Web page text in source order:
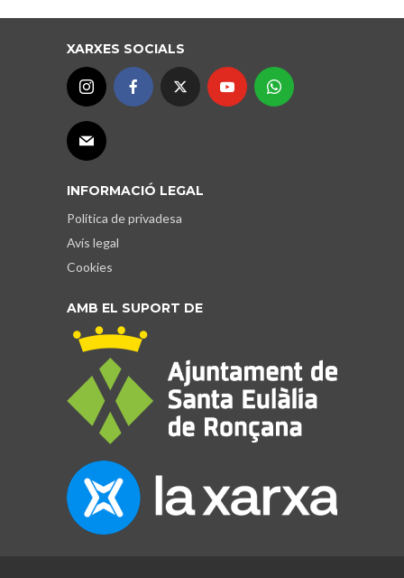
XARXES SOCIALS
INFORMACIÓ LEGAL
Política de privadesa
Avís legal
Cookies
AMB EL SUPORT DE